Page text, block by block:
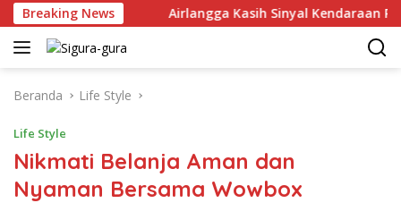
Langsung
ke
konten
Breaking News
Juni 2026 Airlangga Kasih Sinyal Kendaraan Pribadi
Beranda Life Style
Life Style
Nikmati Belanja Aman dan
Nyaman Bersama Wowbox